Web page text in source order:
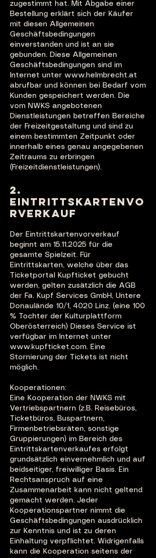
zugestimmt hat. Mit Abgabe einer
Bestellung erklärt sich der Käufer
mit diesen Allgemeinen
Geschäftsbedingungen
einverstanden und ist an sie
gebunden. Diese Allgemeinen
Geschäftsbedingungen sind im
Internet unter www.helmbrecht.at
abrufbar und können bei Bedarf vom
Kunden gespeichert werden. Die
vom NWKS angebotenen
Dienstleistungen betreffen Bereiche
der Freizeitgestaltung und sind zu
einem bestimmten Zeitpunkt oder
innerhalb eines genau angegebenen
Zeitraums zu erbringen
(Freizeitdienstleistungen).
2.
EINTRITTSKARTENVO
RVERKAUF
Der Eintrittskartenvorverkauf
beginnt am 15.11.2025 für die
gesamte Spielzeit. Für
Eintrittskarten, welche über das
Ticketportal Kupfticket gebucht
werden, gelten zusätzlich die AGB
der Fa. Kupf Services GmbH, Untere
Donaulände 10/1, 4020 Linz. (eine 100
% Tochter der Kulturplattform
Oberösterreich) Dieses Service ist
verfügbar im Internet unter
www.kupfticket.com. Eine
Stornierung der Tickets ist nicht
möglich.
Kooperationen:
Eine Kooperation der NWKS mit
Vertriebspartnern (z.B. Reisebüros,
Ticketbüros, Buspartnern,
Firmenbetriebsräten, sonstige
Gruppierungen) im Bereich des
Eintrittskartenverkaufes erfolgt
grundsätzlich einvernehmlich und auf
beidseitiger, freiwilliger Basis. Ein
Rechtsanspruch auf eine
Zusammenarbeit kann nicht geltend
gemacht werden. Jeder
Kooperationspartner nimmt die
Geschäftsbedingungen ausdrücklich
zur Kenntnis und ist zu deren
Einhaltung verpflichtet. Widrigenfalls
kann die Kooperation seitens der